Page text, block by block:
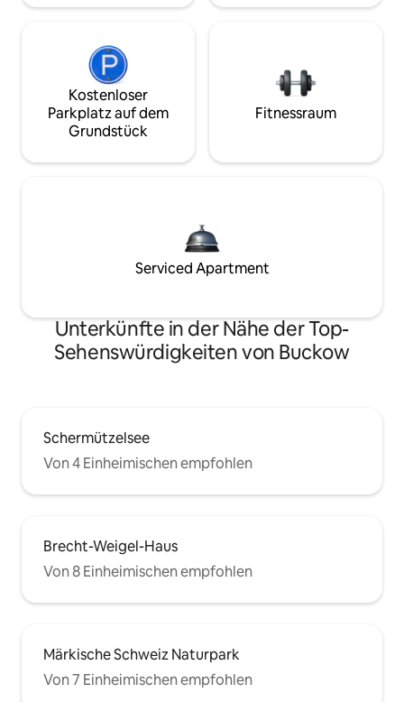
Kostenloser
Parkplatz auf dem
Grundstück
Fitnessraum
Serviced Apartment
Unterkünfte in der Nähe der Top-
Sehenswürdigkeiten von Buckow
Schermützelsee
Von 4 Einheimischen empfohlen
Brecht-Weigel-Haus
Von 8 Einheimischen empfohlen
Märkische Schweiz Naturpark
Von 7 Einheimischen empfohlen